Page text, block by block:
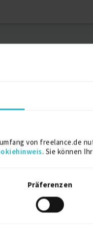
von freelance.de
. Sie können
Präferenzen
mit
bei KI Modellen